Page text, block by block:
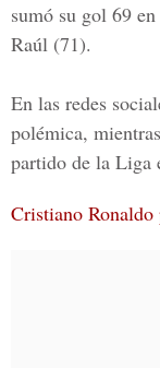
sumó su gol 69
Raúl (71).
En las redes
polémica,
partido de la Liga
Cristiano